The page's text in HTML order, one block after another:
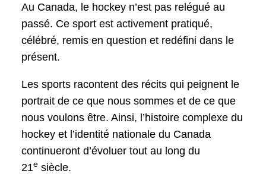
Au Canada, le hockey n’est pas relégué au
passé. Ce sport est activement pratiqué,
célébré, remis en question et redéfini dans le
présent.
Les sports racontent des récits qui peignent le
portrait de ce que nous sommes et de ce que
nous voulons être. Ainsi, l’histoire complexe du
hockey et l’identité nationale du Canada
continueront d’évoluer tout au long du
21e siècle.